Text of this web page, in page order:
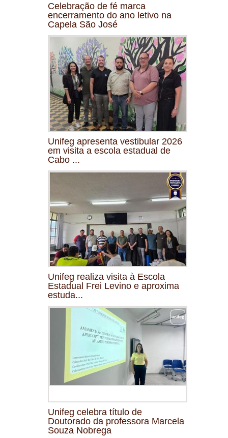
Celebração de fé marca
encerramento do ano letivo na
Capela São José
Unifeg apresenta vestibular 2026
em visita a escola estadual de
Cabo ...
Unifeg realiza visita à Escola
Estadual Frei Levino e aproxima
estuda...
Unifeg celebra título de
Doutorado da professora Marcela
Souza Nobrega